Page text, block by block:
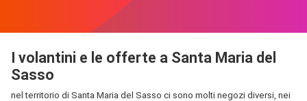
I volantini e le offerte a Santa Maria del
Sasso
nel territorio di Santa Maria del Sasso ci sono molti negozi diversi, nei